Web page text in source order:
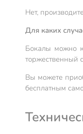
Нет,
Для каких
Бокалы можно
торжественный
Вы можете
бесплатным